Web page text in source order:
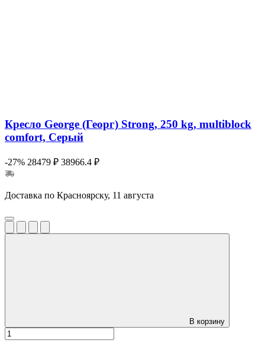
Кресло George (Георг) Strong, 250 kg, multiblock
comfort, Серый
-27% 28479 ₽ 38966.4 ₽
Доставка по Красноярску, 11 августа
В корзину